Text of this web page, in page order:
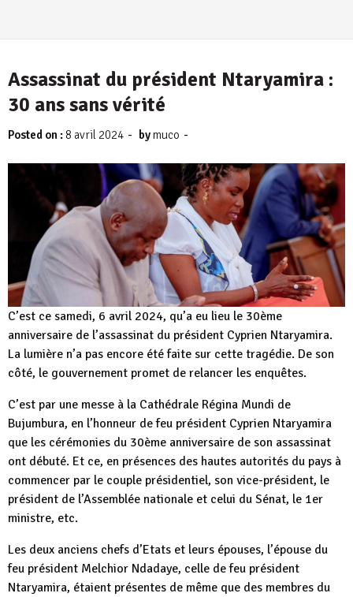
Assassinat du président Ntaryamira :
30 ans sans vérité
Posted on : 8 avril 2024 - bymuco -
C’est ce samedi, 6 avril 2024, qu’a eu lieu le 30ème
anniversaire de l’assassinat du président Cyprien Ntaryamira.
La lumière n’a pas encore été faite sur cette tragédie. De son
côté, le gouvernement promet de relancer les enquêtes.
C’est par une messe à la Cathédrale Régina Mundi de
Bujumbura, en l’honneur de feu président Cyprien Ntaryamira
que les cérémonies du 30ème anniversaire de son assassinat
ont débuté. Et ce, en présences des hautes autorités du pays à
commencer par le couple présidentiel, son vice-président, le
président de l’Assemblée nationale et celui du Sénat, le 1er
ministre, etc.
Les deux anciens chefs d’Etats et leurs épouses, l’épouse du
feu président Melchior Ndadaye, celle de feu président
Ntaryamira, étaient présentes de même que des membres du